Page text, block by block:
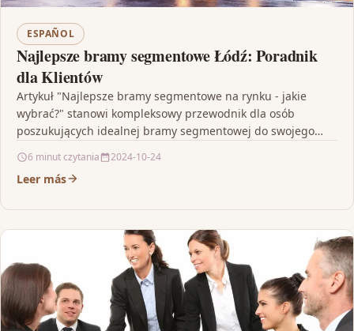
ESPAÑOL
Najlepsze bramy segmentowe Łódź: Poradnik
dla Klientów
Artykuł "Najlepsze bramy segmentowe na rynku - jakie
wybrać?" stanowi kompleksowy przewodnik dla osób
poszukujących idealnej bramy segmentowej do swojego
6 minut czytania 2024-10-24
Leer más